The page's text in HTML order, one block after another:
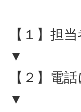
【１】担
▼
【２】電
▼